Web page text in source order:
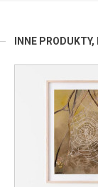
INNE PRODUKTY,